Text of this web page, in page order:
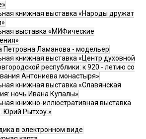
книжная выставка «Народы дружат
выставка «МИФические
Петровна Ламанова - модельер
книжная выставка «Центр духовной
республики: к 920 - летию со
Антониева монастыря»
книжная выставка «Славянская
ночь Ивана Купалы»
книжно-иллюстративная выставка
Юрий Рытхэу.»
в электронном виде